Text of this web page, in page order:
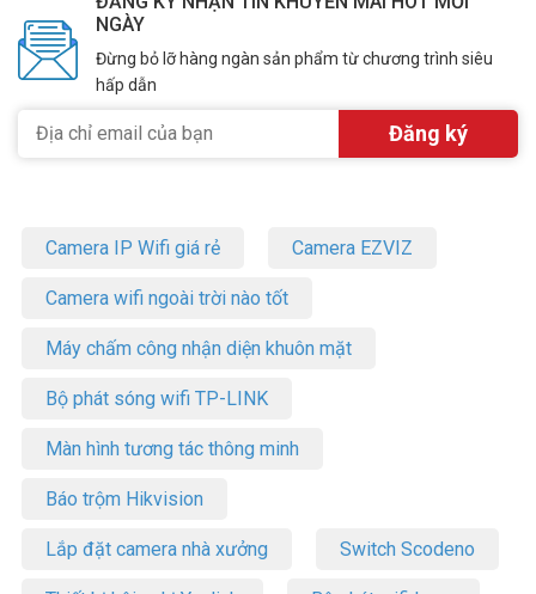
NGÀY
Đừng bỏ lỡ hàng ngàn sản phẩm từ chương trình siêu
hấp dẫn
Camera IP Wifi giá rẻ Camera EZVIZ
Camera wifi ngoài trời nào tốt
Máy chấm công nhận diện khuôn mặt
Bộ phát sóng wifi TP-LINK
Màn hình tương tác thông minh
Báo trộm Hikvision
Lắp đặt camera nhà xưởng Switch Scodeno